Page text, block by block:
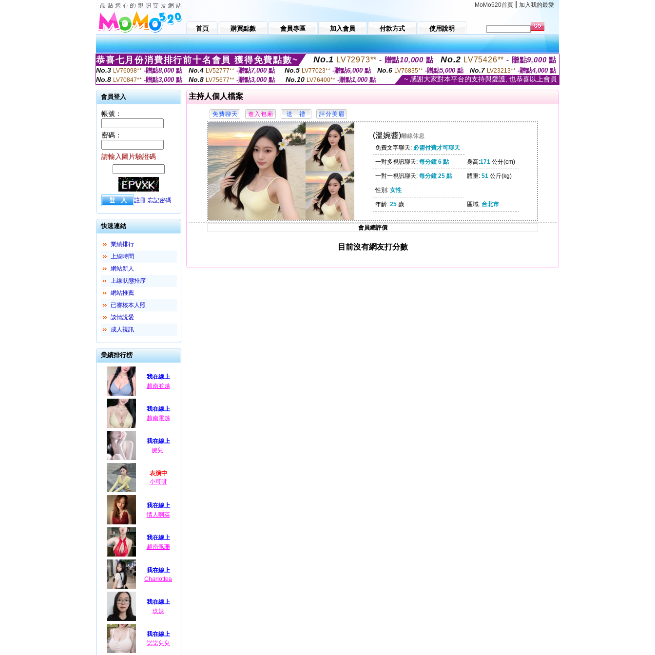
MoMo520首頁 加入我的最愛
首頁 購買點數 會員專區 加入會員 付款方式 使用說明
恭喜七月份消費排行前十名會員 獲得免費點數~ No.1 LV72973** - 贈點10,000 點 No.2 LV75426** - 贈點9,000點
No.3 LV76098** -贈點8,000 點 No.4 LV52777** -贈點7,000 點 No.5 LV77023** -贈點6,000點 No.6 LV76835** -贈點5,000點 No.7 LV23213** -贈點4,000點
No.8 LV70847** -贈點3,000 點 No.8 LV75677** -贈點3,000 點 No.10 LV76400** -贈點1,000點 ~ 感謝大家對本平台的支持與愛護, 也恭喜以上會員
會員登入
帳號：
密碼：
請輸入圖片驗證碼
註冊 忘記密碼
快速連結
業績排行
上線時間
網站新人
上線狀態排序
網站推薦
已審核本人照
談情說愛
成人視訊
業績排行榜
我在線上
越南並越
我在線上
越南電越
我在線上
婉兒.
表演中
小可呀
我在線上
情人啊英
我在線上
越南佩珊
我在線上
Charlottea
我在線上
玖妹
我在線上
諾諾兒兒
主持人個人檔案
(溫婉醬)離線休息
免費文字聊天: 必需付費才可聊天
一對多視訊聊天: 每分鐘 6 點 身高:171公分(cm)
一對一視訊聊天: 每分鐘 25 點 體重: 51公斤(kg)
性別: 女性
年齡: 25歲 區域: 台北市
會員總評價
目前沒有網友打分數